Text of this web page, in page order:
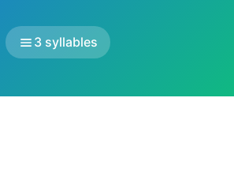
3 syllables